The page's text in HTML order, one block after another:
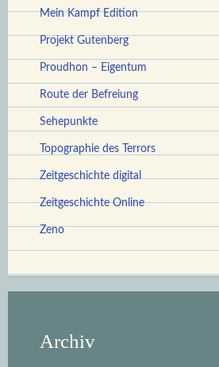
Mein Kampf Edition
Projekt Gutenberg
Proudhon – Eigentum
Route der Befreiung
Sehepunkte
Topographie des Terrors
Zeitgeschichte digital
Zeitgeschichte Online
Zeno
Archiv